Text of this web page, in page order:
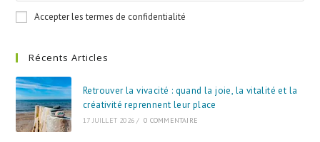
Accepter les termes de confidentialité
Récents Articles
Retrouver la vivacité : quand la joie, la vitalité et la
créativité reprennent leur place
17 JUILLET 2026 / 0 COMMENTAIRE